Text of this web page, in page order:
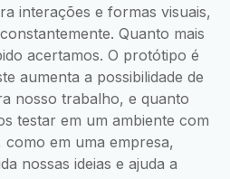
interações e formas visuais,
Quanto mais
acertamos. O protótipo é
aumenta a possibilidade de
nosso trabalho, e quanto
testar em um ambiente com
em uma empresa,
nossas ideias e ajuda a